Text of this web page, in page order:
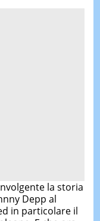
la storia
Depp al
in particolare il